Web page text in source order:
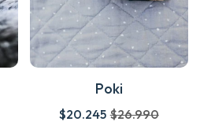
Poki
$20.245 $26.990